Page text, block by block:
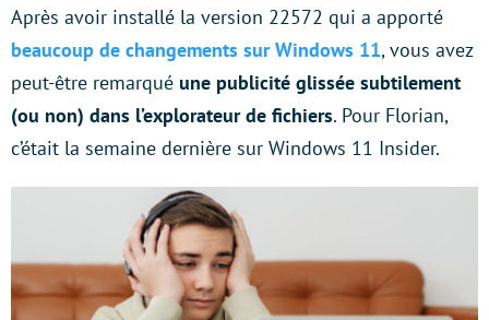
Après avoir installé la version 22572 qui a apporté
beaucoup de changements sur Windows 11, vous avez
peut-être remarqué une publicité glissée subtilement
(ou non) dans l’explorateur de fichiers. Pour Florian,
c’était la semaine dernière sur Windows 11 Insider.